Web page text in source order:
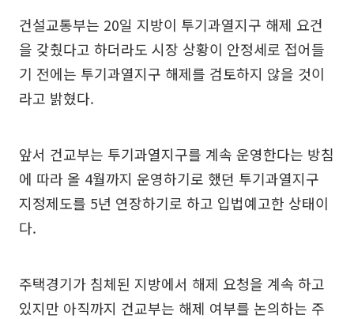
건설교통부는 20일 지방이 투기과열지구 해제 요건
을 갖췄다고 하더라도 시장 상황이 안정세로 접어들
기 전에는 투기과열지구 해제를 검토하지 않을 것이
라고 밝혔다.
앞서 건교부는 투기과열지구를 계속 운영한다는 방침
에 따라 올 4월까지 운영하기로 했던 투기과열지구
지정제도를 5년 연장하기로 하고 입법예고한 상태이
다.
주택경기가 침체된 지방에서 해제 요청을 계속 하고
있지만 아직까지 건교부는 해제 여부를 논의하는 주